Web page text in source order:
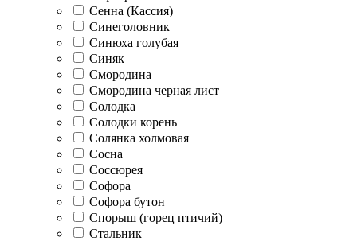
Сенна (Кассия)
Синеголовник
Синюха голубая
Синяк
Смородина
Смородина черная лист
Солодка
Солодки корень
Солянка холмовая
Сосна
Соссюрея
Софора
Софора бутон
Спорыш (горец птичий)
Стальник